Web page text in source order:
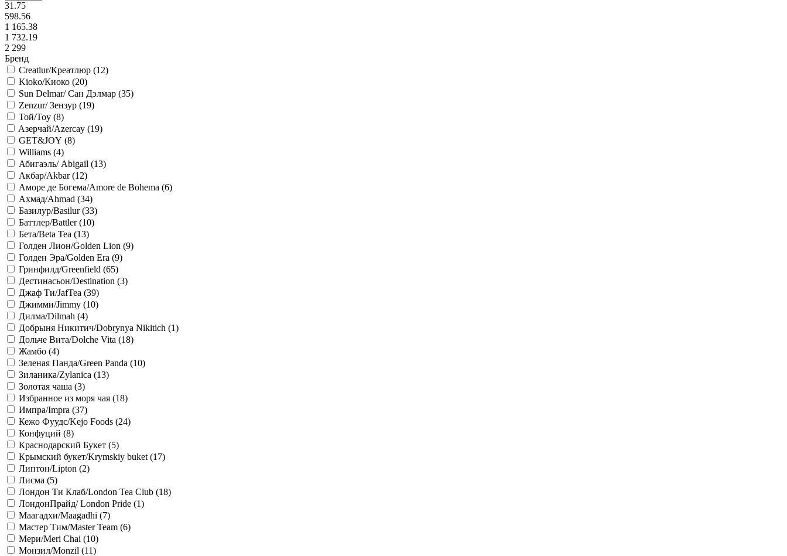
31.75
598.56
1 165.38
1 732.19
2 299
Бренд
Creatlur/Креатлюр (12)
Kioko/Киоко (20)
Sun Delmar/ Сан Дэлмар (35)
Zenzur/ Зензур (19)
Той/Toy (8)
Aзерчай/Azercay (19)
GET&JOY (8)
Williams (4)
Абигаэль/ Abigail (13)
Акбар/Akbar (12)
Аморе де Богема/Amore de Bohema (6)
Ахмад/Ahmad (34)
Базилур/Basilur (33)
Баттлер/Battler (10)
Бета/Beta Tea (13)
Голден Лион/Golden Lion (9)
Голден Эра/Golden Era (9)
Гринфилд/Greenfield (65)
Дестинасьон/Destination (3)
Джаф Ти/JafTea (39)
Джимми/Jimmy (10)
Дилма/Dilmah (4)
Добрыня Никитич/Dobrynya Nikitich (1)
Дольче Вита/Dolche Vita (18)
Жамбо (4)
Зеленая Панда/Green Panda (10)
Зиланика/Zylanica (13)
Золотая чаша (3)
Избранное из моря чая (18)
Импра/Impra (37)
Кежо Фуудс/Kejo Foods (24)
Конфуций (8)
Краснодарский Букет (5)
Крымский букет/Krymskiy buket (17)
Липтон/Lipton (2)
Лисма (5)
Лондон Ти Клаб/London Tea Club (18)
ЛондонПрайд/ London Pride (1)
Маагадхи/Maagadhi (7)
Мастер Тим/Master Team (6)
Мери/Meri Chai (10)
Монзил/Monzil (11)